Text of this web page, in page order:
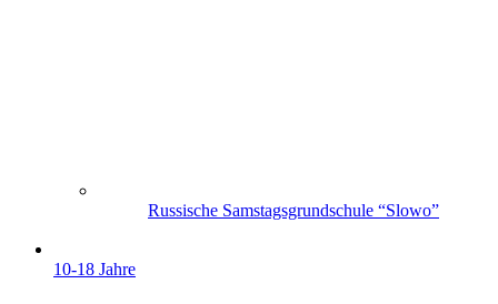
Russische Samstagsgrundschule “Slowo”
10-18 Jahre